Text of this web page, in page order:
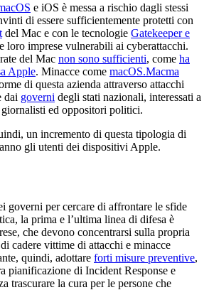
e iOS è messa a rischio dagli stessi
di essere sufficientemente protetti con
del Mac e con le tecnologie Gatekeeper e
loro imprese vulnerabili ai cyberattacchi.
del Mac non sono sufficienti, come ha
Apple. Minacce come macOS.Macma
di questa azienda attraverso attacchi
dai governi degli stati nazionali, interessati a
ed oppositori politici.
un incremento di questa tipologia di
gli utenti dei dispositivi Apple.
governi per cercare di affrontare le sfide
la prima e l’ultima linea di difesa è
che devono concentrarsi sulla propria
cadere vittime di attacchi e minacce
quindi, adottare forti misure preventive,
pianificazione di Incident Response e
trascurare la cura per le persone che